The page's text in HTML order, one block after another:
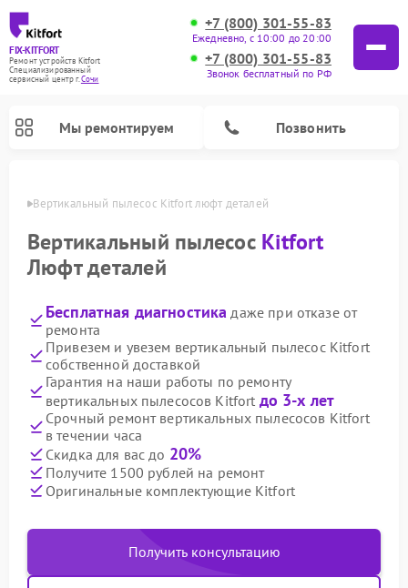
FIX-KITFORT
Ремонт устройств Kitfort
Специализированный
cервисный центр г.Сочи
+7 (800) 301-55-83
Ежедневно, с 10:00 до 20:00
+7 (800) 301-55-83
Звонок бесплатный по РФ
Мы ремонтируем Позвонить
Вертикальный пылесос Kitfort люфт деталей
Вертикальный пылесос Kitfort
Люфт деталей
Бесплатная диагностика даже при отказе от
ремонта
Привезем и увезем вертикальный пылесос Kitfort
собственной доставкой
Гарантия на наши работы по ремонту
вертикальных пылесосов Kitfort до 3-х лет
Срочный ремонт вертикальных пылесосов Kitfort
в течении часа
Скидка для вас до 20%
Получите 1500 рублей на ремонт
Оригинальные комплектующие Kitfort
Получить консультацию